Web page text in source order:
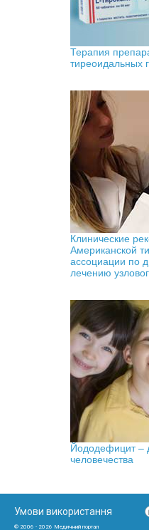
Терапия
тиреоидальных
Клинические
Американской
ассоциации по
лечению
Йододефицит –
человечества
Умови використання
© 2006 - 2026 Медичний портал